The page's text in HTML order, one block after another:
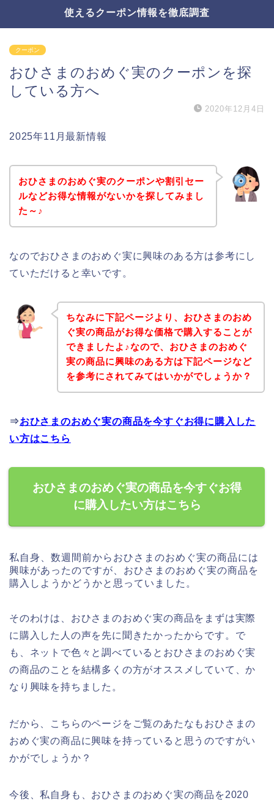
使えるクーポン情報を徹底調査
クーポン
おひさまのおめぐ実のクーポンを探
している方へ
2020年12月4日
2025年11月最新情報
おひさまのおめぐ実のクーポンや割引セー
ルなどお得な情報がないかを探してみまし
た～♪
なのでおひさまのおめぐ実に興味のある方は参考にし
ていただけると幸いです。
ちなみに下記ページより、おひさまのおめ
ぐ実の商品がお得な価格で購入することが
できましたよ♪なので、おひさまのおめぐ
実の商品に興味のある方は下記ページなど
を参考にされてみてはいかがでしょうか？
⇒おひさまのおめぐ実の商品を今すぐお得に購入した
い方はこちら
おひさまのおめぐ実の商品を今すぐお得
に購入したい方はこちら
私自身、数週間前からおひさまのおめぐ実の商品には
興味があったのですが、おひさまのおめぐ実の商品を
購入しようかどうかと思っていました。
そのわけは、おひさまのおめぐ実の商品をまずは実際
に購入した人の声を先に聞きたかったからです。で
も、ネットで色々と調べているとおひさまのおめぐ実
の商品のことを結構多くの方がオススメしていて、か
なり興味を持ちました。
だから、こちらのページをご覧のあたなもおひさまの
おめぐ実の商品に興味を持っていると思うのですがい
かがでしょうか？
今後、私自身も、おひさまのおめぐ実の商品を2020